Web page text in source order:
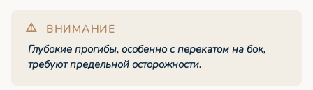
Глубокие прогибы, особенно с перекатом на бок,
требуют предельной осторожности.